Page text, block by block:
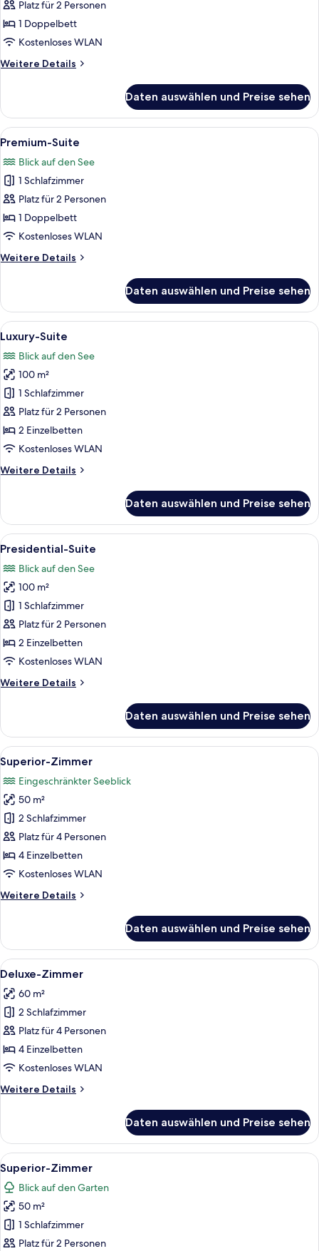
anzeigen
Platz für 2 Personen
1 Doppelbett
Kostenloses WLAN
Weitere Details
Weitere
Studiosuite
Daten auswählen und Preise sehen
Alle
Fotos
für
Premium-
Suite
anzeigen
Ein modernes Hotelzimmer mit
8
Premium-Suite
Blick auf den See
1 Schlafzimmer
Platz für 2 Personen
1 Doppelbett
Kostenloses WLAN
Weitere Details
Weitere
Suite
Daten auswählen und Preise sehen
Alle
Fotos
für
Luxury-
Suite
anzeigen
Ein modernes Hotelzimmer mit
7
Luxury-Suite
Blick auf den See
100 m²
1 Schlafzimmer
Platz für 2 Personen
2 Einzelbetten
Kostenloses WLAN
Weitere Details
Weitere
Suite
Daten auswählen und Preise sehen
Alle
Fotos
für
Presidential-
Suite
anzeigen
Ein modernes Hotelzimmer mit
8
Presidential-Suite
Blick auf den See
100 m²
1 Schlafzimmer
Platz für 2 Personen
2 Einzelbetten
Kostenloses WLAN
Weitere Details
Weitere
Suite
Daten auswählen und Preise sehen
Alle
Fotos
für
Superior-
Zimmer
anzeigen
Ein Hotelzimmer mit einem großen
5
Superior-Zimmer
Eingeschränkter Seeblick
50 m²
2 Schlafzimmer
Platz für 4 Personen
4 Einzelbetten
Kostenloses WLAN
Weitere Details
Weitere
Zimmer
Daten auswählen und Preise sehen
Alle
Fotos
für
Deluxe-
Zimmer
anzeigen
Ein modernes Hotelzimmer mit
3
Deluxe-Zimmer
60 m²
2 Schlafzimmer
Platz für 4 Personen
4 Einzelbetten
Kostenloses WLAN
Weitere Details
Weitere
Zimmer
Daten auswählen und Preise sehen
Alle
Fotos
für
Superior-
Zimmer
anzeigen
Ein modernes Hotelzimmer mit
5
Superior-Zimmer
Blick auf den Garten
50 m²
1 Schlafzimmer
Platz für 2 Personen